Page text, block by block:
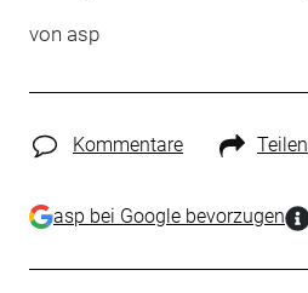
von asp
Kommentare Teilen
asp bei Google bevorzugen